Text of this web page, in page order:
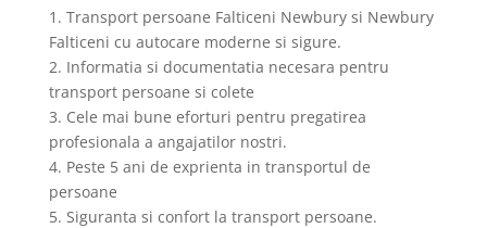
1. Transport persoane Falticeni Newbury si Newbury
Falticeni cu autocare moderne si sigure.
2. Informatia si documentatia necesara pentru
transport persoane si colete
3. Cele mai bune eforturi pentru pregatirea
profesionala a angajatilor nostri.
4. Peste 5 ani de exprienta in transportul de
persoane
5. Siguranta si confort la transport persoane.